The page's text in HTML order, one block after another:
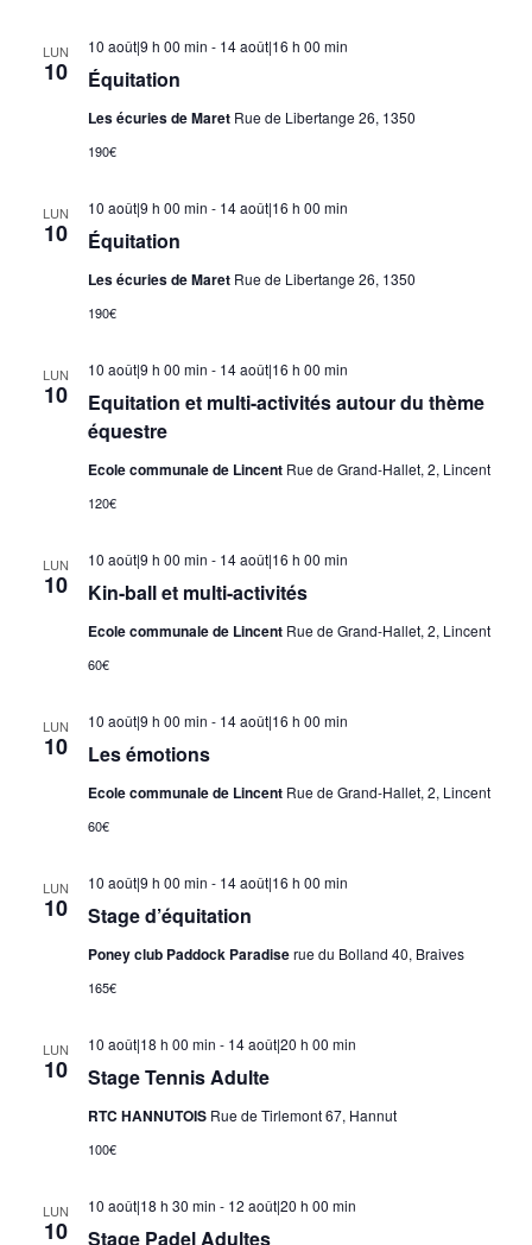
LUN
10 Équitation
10 août|9 h 00 min - 14 août|16 h 00 min
Les écuries de Maret Rue de Libertange 26, 1350
190€
LUN
10 Équitation
10 août|9 h 00 min - 14 août|16 h 00 min
Les écuries de Maret Rue de Libertange 26, 1350
190€
LUN
10
Equitation et multi-activités autour du thème
équestre
10 août|9 h 00 min - 14 août|16 h 00 min
Ecole communale de Lincent Rue de Grand-Hallet, 2, Lincent
120€
LUN
10 Kin-ball et multi-activités
10 août|9 h 00 min - 14 août|16 h 00 min
Ecole communale de Lincent Rue de Grand-Hallet, 2, Lincent
60€
LUN
10 Les émotions
10 août|9 h 00 min - 14 août|16 h 00 min
Ecole communale de Lincent Rue de Grand-Hallet, 2, Lincent
60€
LUN
10 Stage d’équitation
10 août|9 h 00 min - 14 août|16 h 00 min
Poney club Paddock Paradiserue du Bolland 40, Braives
165€
LUN
10 Stage Tennis Adulte
10 août|18 h 00 min - 14 août|20 h 00 min
RTC HANNUTOIS Rue de Tirlemont 67, Hannut
100€
LUN
10 Stage Padel Adultes
10 août|18 h 30 min - 12 août|20 h 00 min